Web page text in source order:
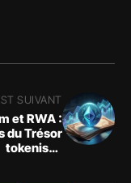
SUIVANT
et RWA :
du Trésor
tokenisés